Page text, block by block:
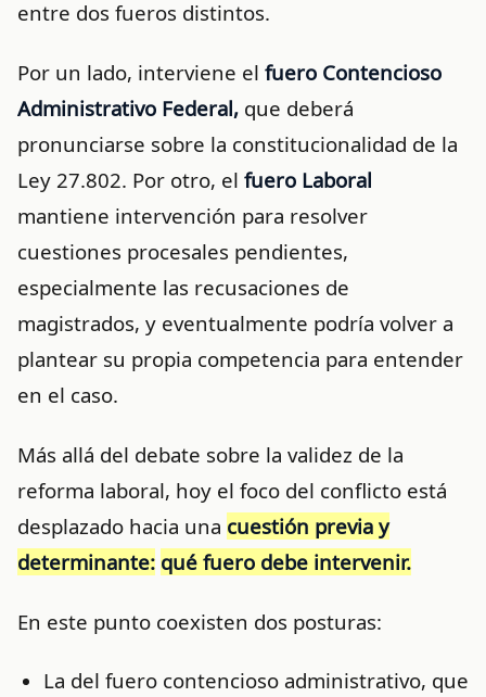
entre dos fueros distintos.
Por un lado, interviene el fuero Contencioso
Administrativo Federal, que deberá
pronunciarse sobre la constitucionalidad de la
Ley 27.802. Por otro, el fuero Laboral
mantiene intervención para resolver
cuestiones procesales pendientes,
especialmente las recusaciones de
magistrados, y eventualmente podría volver a
plantear su propia competencia para entender
en el caso.
Más allá del debate sobre la validez de la
reforma laboral, hoy el foco del conflicto está
desplazado hacia una cuestión previa y
determinante: qué fuero debe intervenir.
En este punto coexisten dos posturas:
La del fuero contencioso administrativo, que